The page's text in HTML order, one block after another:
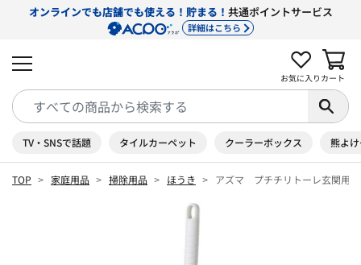
オンラインでも店舗でも使える！貯まる！ 共通ポイントサービス
詳細はこちら
お気に入り カート
TV・SNSで話題 タイルカーペット クーラーボックス 熊よ
TOP 家庭用品 掃除用品 ほうき アズマ プチチリトーレ玄関用